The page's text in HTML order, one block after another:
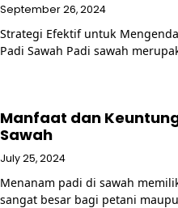
September 26, 2024
Strategi Efektif untuk
Padi Sawah Padi sawah
Manfaat dan
Sawah
July 25, 2024
Menanam padi di sawah
sangat besar bagi petani